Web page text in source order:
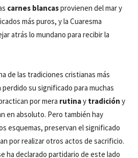
carnes blancasprovienen del mar y
más puros, y la Cuaresma
atrás lo mundano para recibir la
de las tradiciones cristianas más
su significado para muchas
por mera rutinay tradición y
en absoluto. Pero también hay
esquemas, preservan el significado
por realizar otros actos de sacrificio.
ha declarado partidario de este lado